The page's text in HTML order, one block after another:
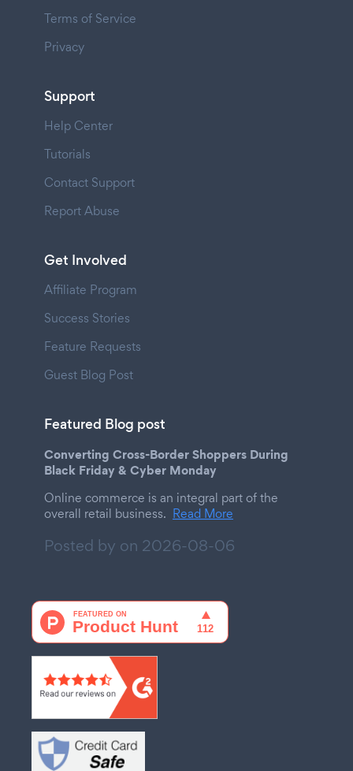
Terms of Service
Privacy
Support
Help Center
Tutorials
Contact Support
Report Abuse
Get Involved
Affiliate Program
Success Stories
Feature Requests
Guest Blog Post
Featured Blog post
Converting Cross-Border Shoppers During
Black Friday & Cyber Monday
Online commerce is an integral part of the
overall retail business. Read More
Posted by on 2026-08-06